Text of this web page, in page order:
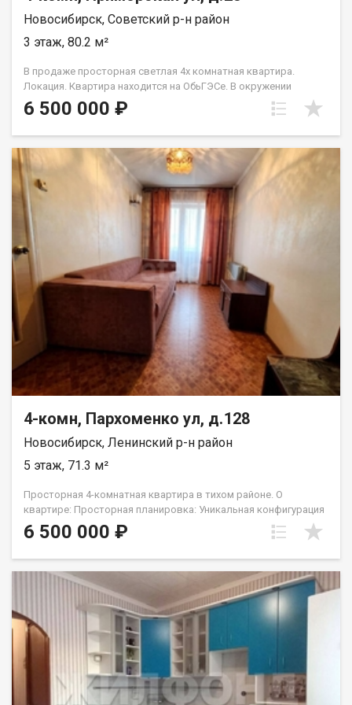
Новосибирск, Советский р-н район
3 этаж, 80.2 м²
В продаже просторная светлая 4х комнатная квартира.
Локация. Квартира находится на ОбьГЭСе. В окружении
живописные места, одноименный пляж, набережная. В
шаговой доступности 4 детских сада, 3 школы, поликлиника,
пункты выдачи товаров. О квартире. Квартира уютная,
светлая, чистая. Вся мебель останется в подарок новым
покупателям. Вариант - заходи и живи. Две просторные
застекленные лоджии - дополнительное пространство для
вашего отдыха и досуга. О доме. Девятиэтажный дом 1987
года постройки с железобетонными перекрытиями, хорошая
тепло - и шумоизоляция. Подъезды чистые и ухоженные, в
доме новый лифт. Во дворе детская площадка и достаточное
количество парковочных мест. Чистая продажа! Один
взрослый собственник! Подходит под все виды расчетов!
Звоните! Записывайтесь на просмотр! Код пользователя:
150940 Номер в базе: 4975638
6 500 000 ₽
4-комн, Пархоменко ул, д.128
Новосибирск, Ленинский р-н район
5 этаж, 71.3 м²
Просторная 4-комнатная квартира в тихом районе. О
квартире: Просторная планировка: Уникальная конфигурация
с изолированными и проходными комнатами. Позволяет
легко зонировать пространство под большую семью:
Состояние квартиры: Частично установлены натяжные
потолки, заменены батареи, в двух комнатах — пластиковые
окна. Дополнительная площадь: Две большие лоджии —
идеальная возможность расширить жилое пространство или
создать зоны для отдыха. О доме и районе: Безопасный
двор: Огромная закрытая территория с детской площадкой.
Вы сможете быть спокойны за детей. Вся инфраструктура в
шаговой доступности: Детские сады, школы, магазины, кафе,
бассейн и ледовый дворец спорта и много всего другого, что
6 500 000 ₽